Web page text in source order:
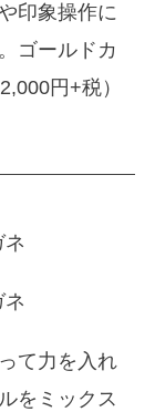
印象操作に
ゴールドカ
円+税）
て力を入れ
をミックス